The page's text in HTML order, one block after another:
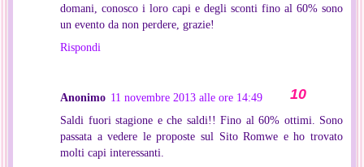
domani, conosco i loro capi e degli sconti fino al 60% sono
un evento da non perdere, grazie!
Rispondi
Anonimo 11 novembre 2013 alle ore 14:49
Saldi fuori stagione e che saldi!! Fino al 60% ottimi. Sono
passata a vedere le proposte sul Sito Romwe e ho trovato
molti capi interessanti.